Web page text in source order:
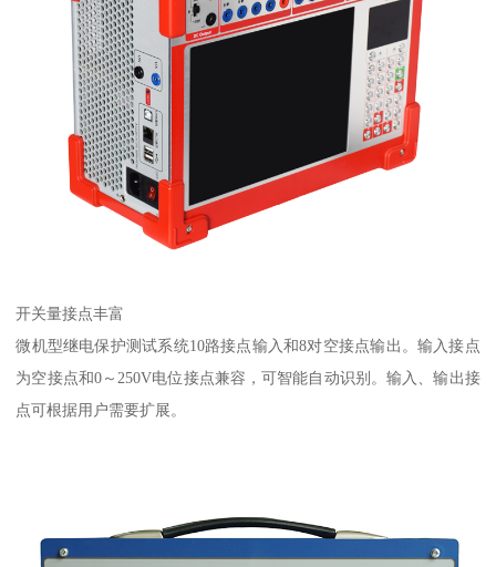
开关量接点丰富
微机型继电保护测试系统10路接点输入和8对空接点输出。输入接点
为空接点和0～250V电位接点兼容，可智能自动识别。输入、输出接
点可根据用户需要扩展。